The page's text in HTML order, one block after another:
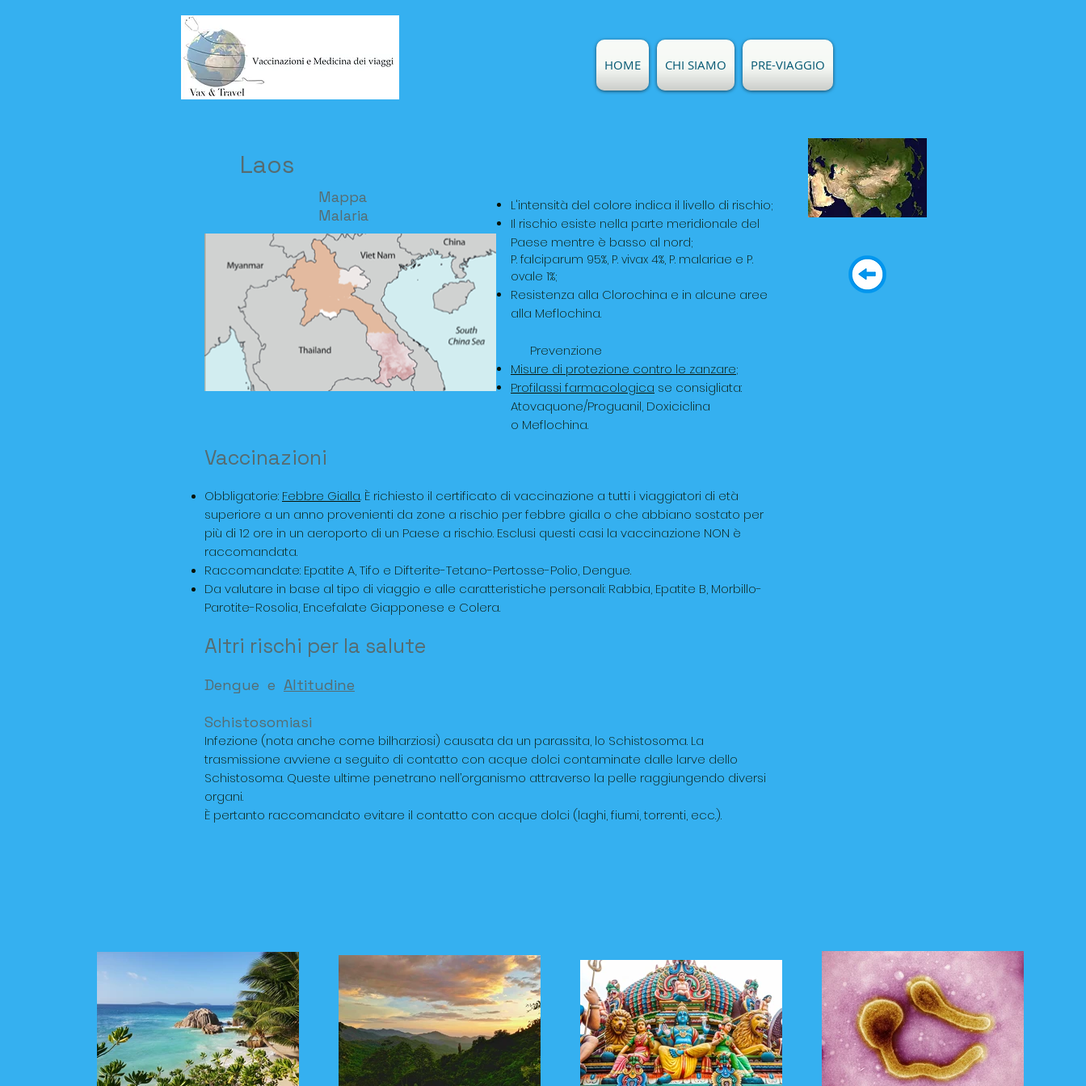
HOME CHI SIAMO PRE-VIAGGIO
Vaccinazioni
Obbligatorie: Febbre Gialla. È richiesto il certificato di vaccinazione a tutti i viaggiatori di età
superiore a un anno provenienti da zone a rischio per febbre gialla o che abbiano sostato per
più di 12 ore in un aeroporto di un Paese a rischio. Esclusi questi casi la vaccinazione NON è
raccomandata.
Raccomandate: Epatite A, Tifo e Difterite-Tetano-Pertosse-Polio, Dengue.
Da valutare in base al tipo di viaggio e alle caratteristiche personali: Rabbia, Epatite B, Morbillo-
Parotite-Rosolia, Encefalate Giapponese e Colera.
Altri rischi per la salute
Dengue e Altitudine
Schistosomiasi
Infezione (nota anche come bilharziosi) causata da un parassita, lo Schistosoma. La
trasmissione avviene a seguito di contatto con acque dolci contaminate dalle larve dello
Schistosoma. Queste ultime penetrano nell’organismo attraverso la pelle raggiungendo diversi
organi.
È pertanto raccomandato evitare il contatto con acque dolci (laghi, fiumi, torrenti, ecc.).
L'intensità del colore indica il livello di rischio;
Il rischio esiste nella parte meridionale del
Paese mentre è basso al nord;
P. falciparum 95%, P. vivax 4%, P. malariae e P.
ovale 1%;
Resistenza alla Clorochina e in alcune aree
alla Meflochina.
Prevenzione
Misure di protezione contro le zanzare;
Profilassi farmacologica se consigliata:
Atovaquone/Proguanil, Doxiciclina
o Meflochina.
Mappa
Malaria
Laos